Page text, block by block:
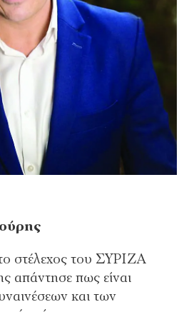
στέλεχος του ΣΥΡΙΖΑ
απάντησε πως είναι
και των